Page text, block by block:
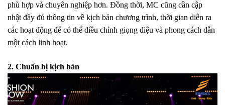
phù hợp và chuyên nghiệp hơn. Đồng thời, MC cũng cần cập
nhật đầy đủ thông tin về kịch bản chương trình, thời gian diễn ra
các hoạt động để có thể điều chỉnh giọng điệu và phong cách dẫn
một cách linh hoạt.
2. Chuẩn bị kịch bản